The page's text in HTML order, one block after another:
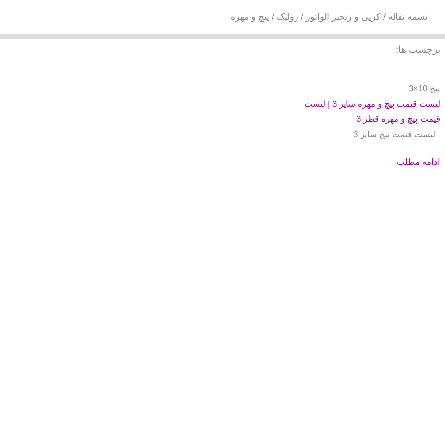
محتوا
تسمه نقاله / کرپی و زنجیر الواتور / رولیک / پیچ و مهره
برچسب ها:
پیچ 10×3
لیست قیمت پیچ و مهره سایز 3 | لیست
قیمت پیچ و مهره قطر 3
لیست قیمت پیچ سایز 3
ادامه مطلب